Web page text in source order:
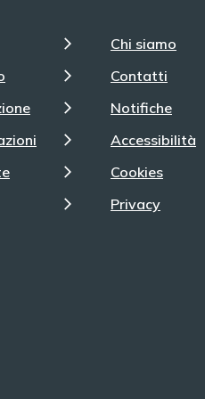
Chi siamo
Contatti
Notifiche
Accessibilità
Cookies
Privacy